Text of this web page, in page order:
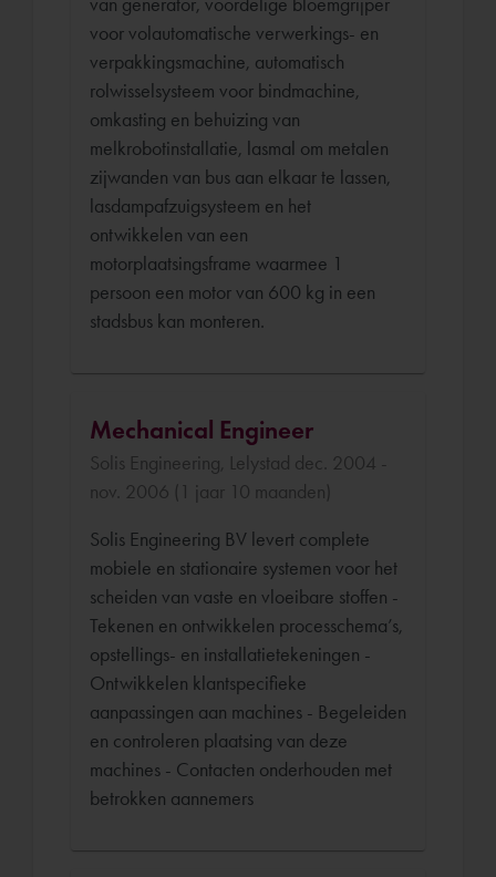
voor volautomatische verwerkings- en
verpakkingsmachine, automatisch
rolwisselsysteem voor bindmachine,
omkasting en behuizing van
melkrobotinstallatie, lasmal om metalen
zijwanden van bus aan elkaar te lassen,
lasdampafzuigsysteem en het
ontwikkelen van een
motorplaatsingsframe waarmee 1
persoon een motor van 600 kg in een
stadsbus kan monteren.
Mechanical Engineer
Solis Engineering, Lelystad dec. 2004 -
nov. 2006 (1 jaar 10 maanden)
Solis Engineering BV levert complete
mobiele en stationaire systemen voor het
scheiden van vaste en vloeibare stoffen -
Tekenen en ontwikkelen processchema’s,
opstellings- en installatietekeningen -
Ontwikkelen klantspecifieke
aanpassingen aan machines - Begeleiden
en controleren plaatsing van deze
machines - Contacten onderhouden met
betrokken aannemers